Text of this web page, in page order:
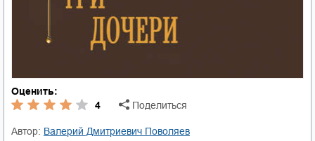
Оценить:
4
Поделиться
Автор:
Валерий Дмитриевич Поволяев